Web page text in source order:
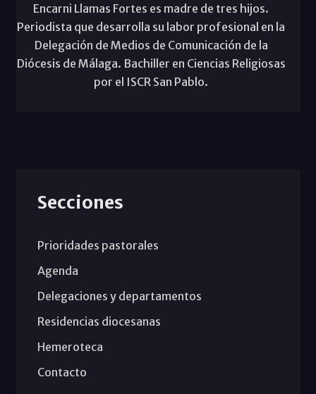
Encarni Llamas Fortes es madre de tres hijos.
Periodista que desarrolla su labor profesional en la
Delegación de Medios de Comunicación de la
Diócesis de Málaga. Bachiller en Ciencias Religiosas
por el ISCR San Pablo.
Secciones
Prioridades pastorales
Agenda
Delegaciones y departamentos
Residencias diocesanas
Hemeroteca
Contacto